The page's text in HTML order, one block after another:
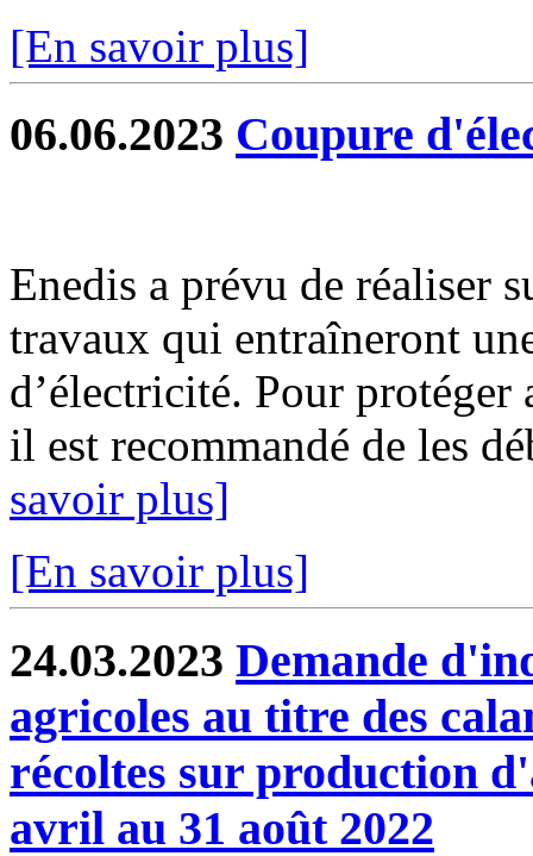
[En savoir plus]
06.06.2023 Coupure
Enedis a prévu de réaliser
travaux qui entraîneront
d’électricité. Pour protéger
il est recommandé de les
savoir plus]
[En savoir plus]
24.03.2023 Demande
agricoles au titre des
récoltes sur production
avril au 31 août 2022